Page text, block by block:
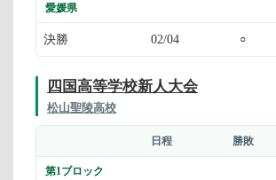
愛媛県
決勝 02/04 ○
四国高等学校新人大会
松山聖陵高校
日程 勝敗
第1ブロック